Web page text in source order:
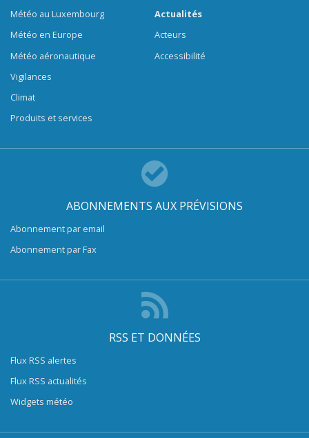
Météo au Luxembourg
Météo en Europe
Météo aéronautique
Vigilances
Climat
Produits et services
Actualités
Acteurs
Accessibilité
ABONNEMENTS AUX PRÉVISIONS
Abonnement par email
Abonnement par Fax
RSS ET DONNÉES
Flux RSS alertes
Flux RSS actualités
Widgets météo